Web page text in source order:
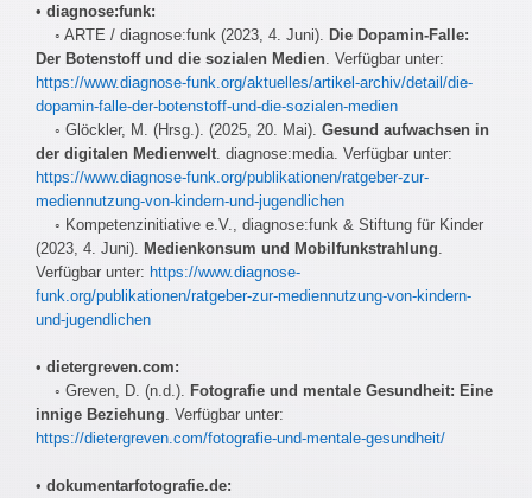
• diagnose:funk:
◦ ARTE / diagnose:funk (2023, 4. Juni). Die Dopamin-Falle:
Der Botenstoff und die sozialen Medien. Verfügbar unter:
https://www.diagnose-funk.org/aktuelles/artikel-archiv/detail/die-
dopamin-falle-der-botenstoff-und-die-sozialen-medien
◦ Glöckler, M. (Hrsg.). (2025, 20. Mai). Gesund aufwachsen in
der digitalen Medienwelt. diagnose:media. Verfügbar unter:
https://www.diagnose-funk.org/publikationen/ratgeber-zur-
mediennutzung-von-kindern-und-jugendlichen
◦ Kompetenzinitiative e.V., diagnose:funk & Stiftung für Kinder
(2023, 4. Juni). Medienkonsum und Mobilfunkstrahlung.
Verfügbar unter: https://www.diagnose-
funk.org/publikationen/ratgeber-zur-mediennutzung-von-kindern-
und-jugendlichen
• dietergreven.com:
◦ Greven, D. (n.d.). Fotografie und mentale Gesundheit: Eine
innige Beziehung. Verfügbar unter:
https://dietergreven.com/fotografie-und-mentale-gesundheit/
• dokumentarfotografie.de: